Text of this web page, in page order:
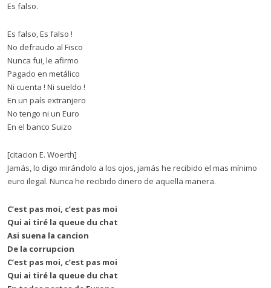
Es falso.
Es falso, Es falso !
No defraudo al Fisco
Nunca fui, le afirmo
Pagado en metálico
Ni cuenta ! Ni sueldo !
En un país extranjero
No tengo ni un Euro
En el banco Suizo
[citacion E. Woerth]
Jamás, lo digo mirándolo a los ojos, jamás he recibido el mas mínimo
euro ilegal. Nunca he recibido dinero de aquella manera.
C’est pas moi, c’est pas moi
Qui ai tiré la queue du chat
Asi suena la cancion
De la corrupcion
C’est pas moi, c’est pas moi
Qui ai tiré la queue du chat